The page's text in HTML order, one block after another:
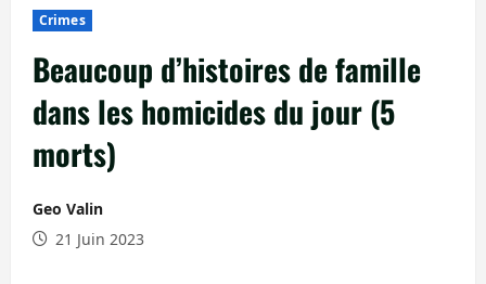
Crimes
Beaucoup d’histoires de famille
dans les homicides du jour (5
morts)
Geo Valin
21 Juin 2023